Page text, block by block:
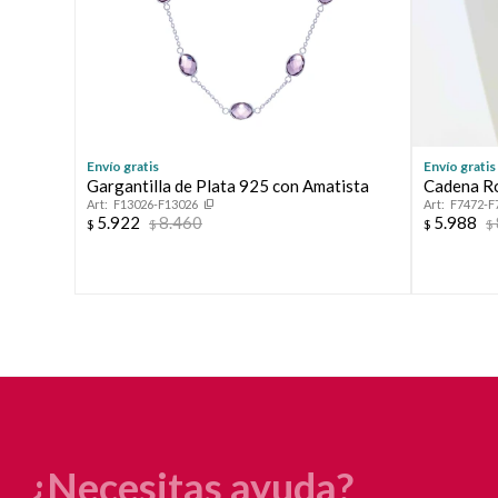
Envío gratis
Gargantilla de Plata 925 con Amatista
F13026-F13026
$ 5.922 $8.460
Envío gratis
Cadena
F7472-
$ 5.988 $
¿Necesitas ayuda?